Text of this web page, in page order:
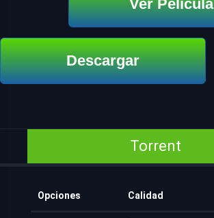
Ver Película
Descargar
Torrent
Opciones Calidad